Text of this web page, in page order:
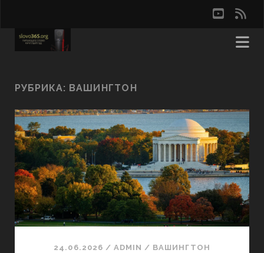
rss
РУБРИКА: ВАШИНГТОН
24.06.2026 / ADMIN / ВАШИНГТОН